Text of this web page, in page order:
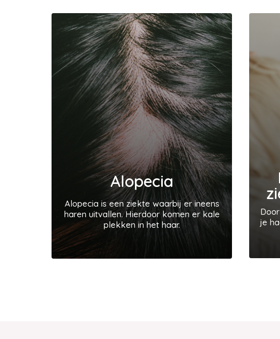
Alopecia
Alopecia is een ziekte waarbij er ineens
haren uitvallen. Hierdoor komen er kale
plekken in het haar.
je